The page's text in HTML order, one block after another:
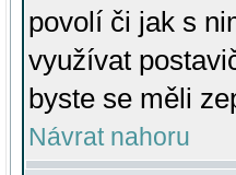
povolí či jak s
využívat
byste se měli
Návrat nahoru